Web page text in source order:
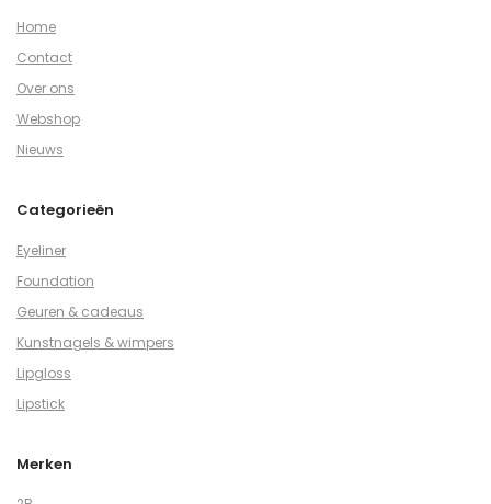
Home
Contact
Over ons
Webshop
Nieuws
Categorieën
Eyeliner
Foundation
Geuren & cadeaus
Kunstnagels & wimpers
Lipgloss
Lipstick
Merken